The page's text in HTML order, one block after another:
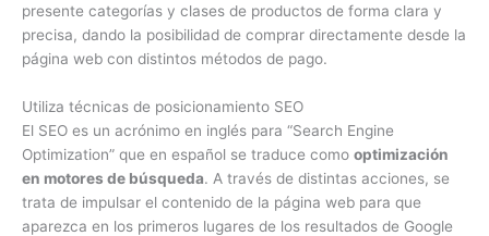
presente categorías y clases de productos de forma clara y
precisa, dando la posibilidad de comprar directamente desde la
página web con distintos métodos de pago.
Utiliza técnicas de posicionamiento SEO
El SEO es un acrónimo en inglés para “Search Engine
Optimization” que en español se traduce como optimización
en motores de búsqueda. A través de distintas acciones, se
trata de impulsar el contenido de la página web para que
aparezca en los primeros lugares de los resultados de Google